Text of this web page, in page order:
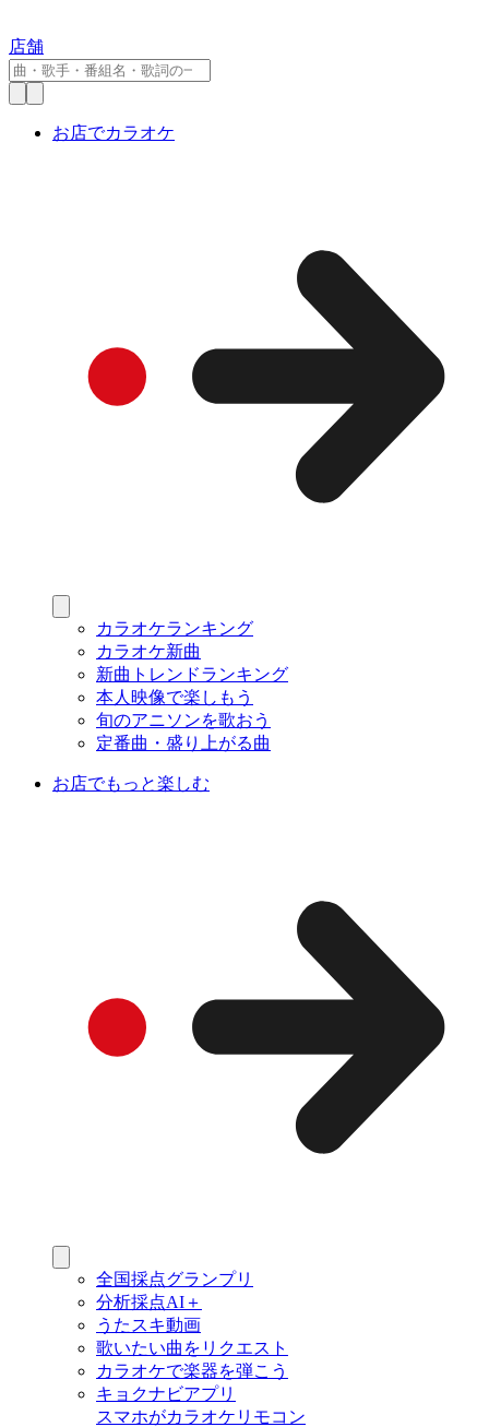
店舗
お店でカラオケ
カラオケランキング
カラオケ新曲
新曲トレンドランキング
本人映像で楽しもう
旬のアニソンを歌おう
定番曲・盛り上がる曲
お店でもっと楽しむ
全国採点グランプリ
分析採点AI＋
うたスキ動画
歌いたい曲をリクエスト
カラオケで楽器を弾こう
キョクナビアプリ
スマホがカラオケリモコン